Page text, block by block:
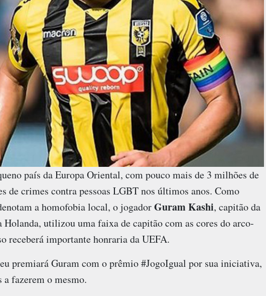
país da Europa Oriental, com pouco mais de 3 milhões de
de crimes contra pessoas LGBT nos últimos anos. Como
a homofobia local, o jogadorGuram Kashi, capitão da
utilizou uma faixa de capitão com as cores do arco-
receberá importante honraria da UEFA.
premiará Guram com o prêmio #JogoIgual por sua iniciativa,
fazerem o mesmo.